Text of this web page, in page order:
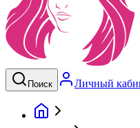
Поиск Личный